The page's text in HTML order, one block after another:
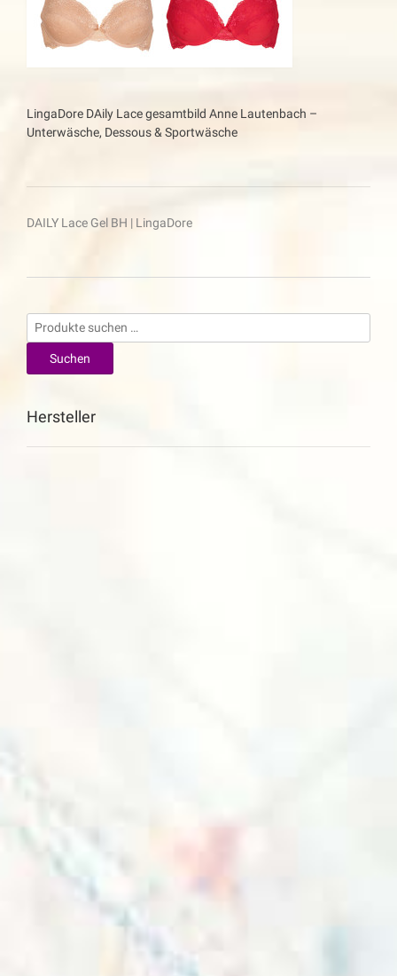
LingaDore DAily Lace gesamtbild Anne Lautenbach –
Unterwäsche, Dessous & Sportwäsche
Beitragsnavigation
DAILY Lace Gel BH | LingaDore
Suchen
nach:
Suchen
Hersteller